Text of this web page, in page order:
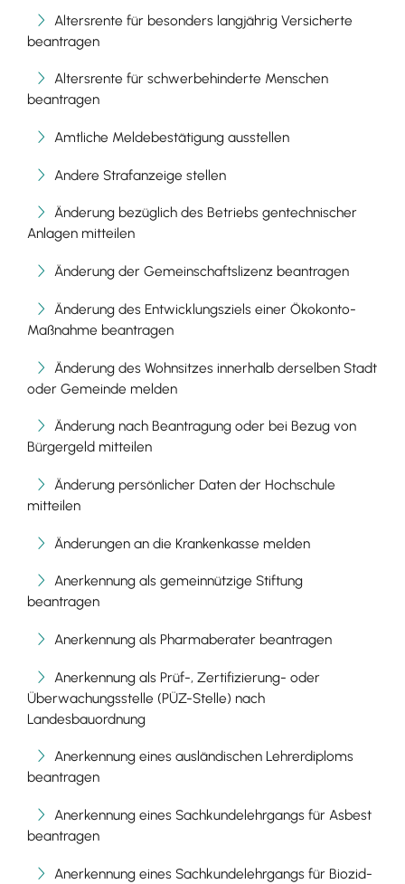
Altersrente für besonders langjährig Versicherte
beantragen
Altersrente für schwerbehinderte Menschen
beantragen
Amtliche Meldebestätigung ausstellen
Andere Strafanzeige stellen
Änderung bezüglich des Betriebs gentechnischer
Anlagen mitteilen
Änderung der Gemeinschaftslizenz beantragen
Änderung des Entwicklungsziels einer Ökokonto-
Maßnahme beantragen
Änderung des Wohnsitzes innerhalb derselben Stadt
oder Gemeinde melden
Änderung nach Beantragung oder bei Bezug von
Bürgergeld mitteilen
Änderung persönlicher Daten der Hochschule
mitteilen
Änderungen an die Krankenkasse melden
Anerkennung als gemeinnützige Stiftung
beantragen
Anerkennung als Pharmaberater beantragen
Anerkennung als Prüf-, Zertifizierung- oder
Überwachungsstelle (PÜZ-Stelle) nach
Landesbauordnung
Anerkennung eines ausländischen Lehrerdiploms
beantragen
Anerkennung eines Sachkundelehrgangs für Asbest
beantragen
Anerkennung eines Sachkundelehrgangs für Biozid-